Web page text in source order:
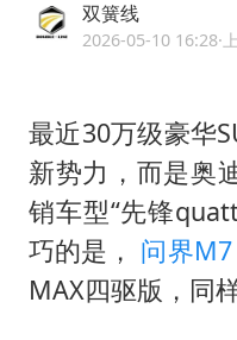
双簧线
2026-05-10 16:28·
最近30万级豪华
新势力，而是奥
销车型“先锋
巧的是， 问界M7
MAX四驱版，同